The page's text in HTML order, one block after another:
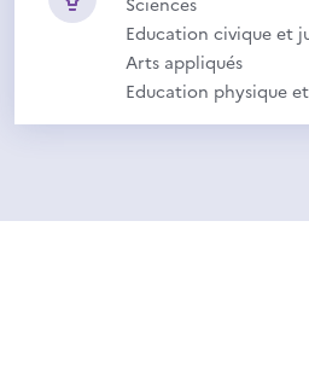
Education civique et
Arts appliqués
Education physique